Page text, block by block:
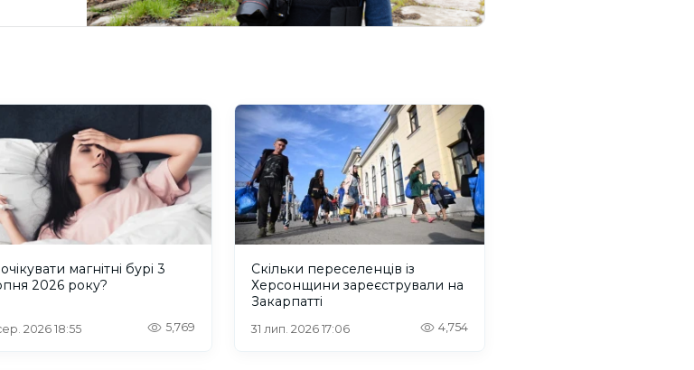
магнітні бурі 3
2026 року?
2026 18:55 5,769
Скільки переселенців із
Херсонщини зареєстрували на
Закарпатті
31 лип. 2026 17:06 4,754